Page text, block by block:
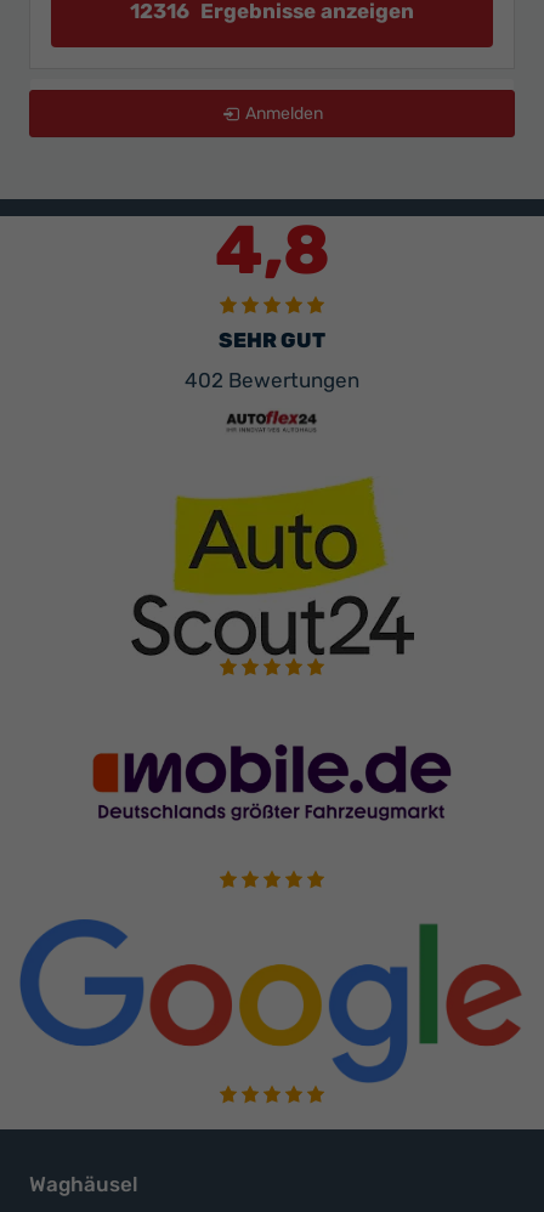
12316 Ergebnisse anzeigen
Anmelden
4,8
SEHR GUT
402 Bewertungen
Waghäusel